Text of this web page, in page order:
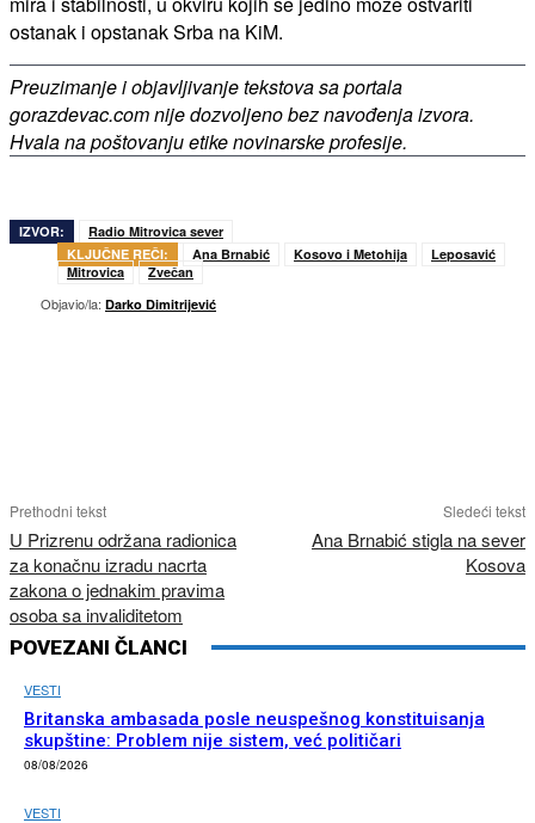
ostanak i opstanak Srba na KiM.
Preuzimanje i objavljivanje tekstova sa portala
gorazdevac.com nije dozvoljeno bez navođenja izvora.
Hvala na poštovanju etike novinarske profesije.
IZVOR:
Radio Mitrovica sever
KLJUČNE REČI:
Ana Brnabić Kosovo i Metohija
Leposavić
Mitrovica
Zvečan
Objavio/la: Darko Dimitrijević
Prethodni tekst
U Prizrenu održana radionica
za konačnu izradu nacrta
zakona o jednakim pravima
osoba sa invaliditetom
Sledeći tekst
Ana Brnabić stigla na sever
Kosova
POVEZANI ČLANCI
VESTI
Britanska ambasada posle neuspešnog konstituisanja
skupštine: Problem nije sistem, već političari
08/08/2026
VESTI